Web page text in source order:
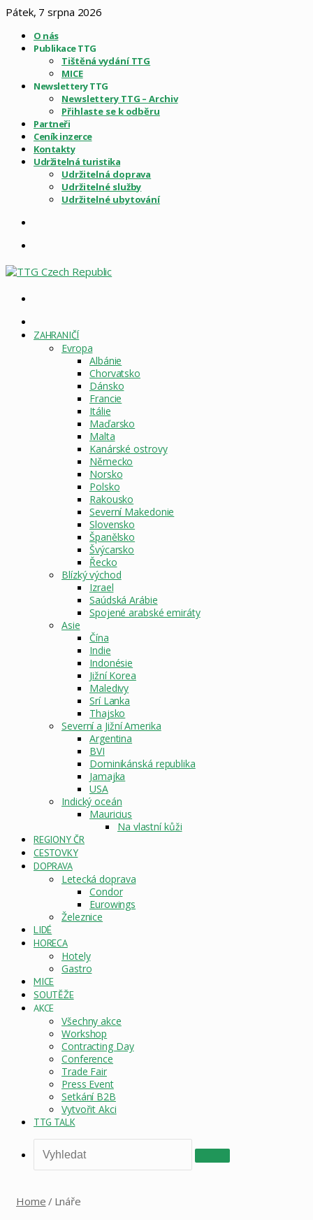
Pátek, 7 srpna 2026
O nás
Publikace TTG
Tištěná vydání TTG
MICE
Newslettery TTG
Newslettery TTG – Archiv
Přihlaste se k odběru
Partneři
Ceník inzerce
Kontakty
Udržitelná turistika
Udržitelná doprava
Udržitelné služby
Udržitelné ubytování
STRÁNKA
ZAHRANIČÍ
Evropa
Albánie
Chorvatsko
Dánsko
Francie
Itálie
Maďarsko
Malta
Kanárské ostrovy
Německo
Norsko
Polsko
Rakousko
Severní Makedonie
Slovensko
Španělsko
Švýcarsko
Řecko
Blízký východ
Izrael
Saúdská Arábie
Spojené arabské emiráty
Asie
Čína
Indie
Indonésie
Jižní Korea
Maledivy
Srí Lanka
Thajsko
Severní a Jižní Amerika
Argentina
BVI
Dominikánská republika
Jamajka
USA
Indický oceán
Mauricius
Na vlastní kůži
REGIONY ČR
CESTOVKY
DOPRAVA
Letecká doprava
Condor
Eurowings
Železnice
LIDÉ
HORECA
Hotely
Gastro
MICE
SOUTĚŽE
AKCE
Všechny akce
Workshop
Contracting Day
Conference
Trade Fair
Press Event
Setkání B2B
Vytvořit Akci
TTG TALK
Vyhledat
Home / Lnáře